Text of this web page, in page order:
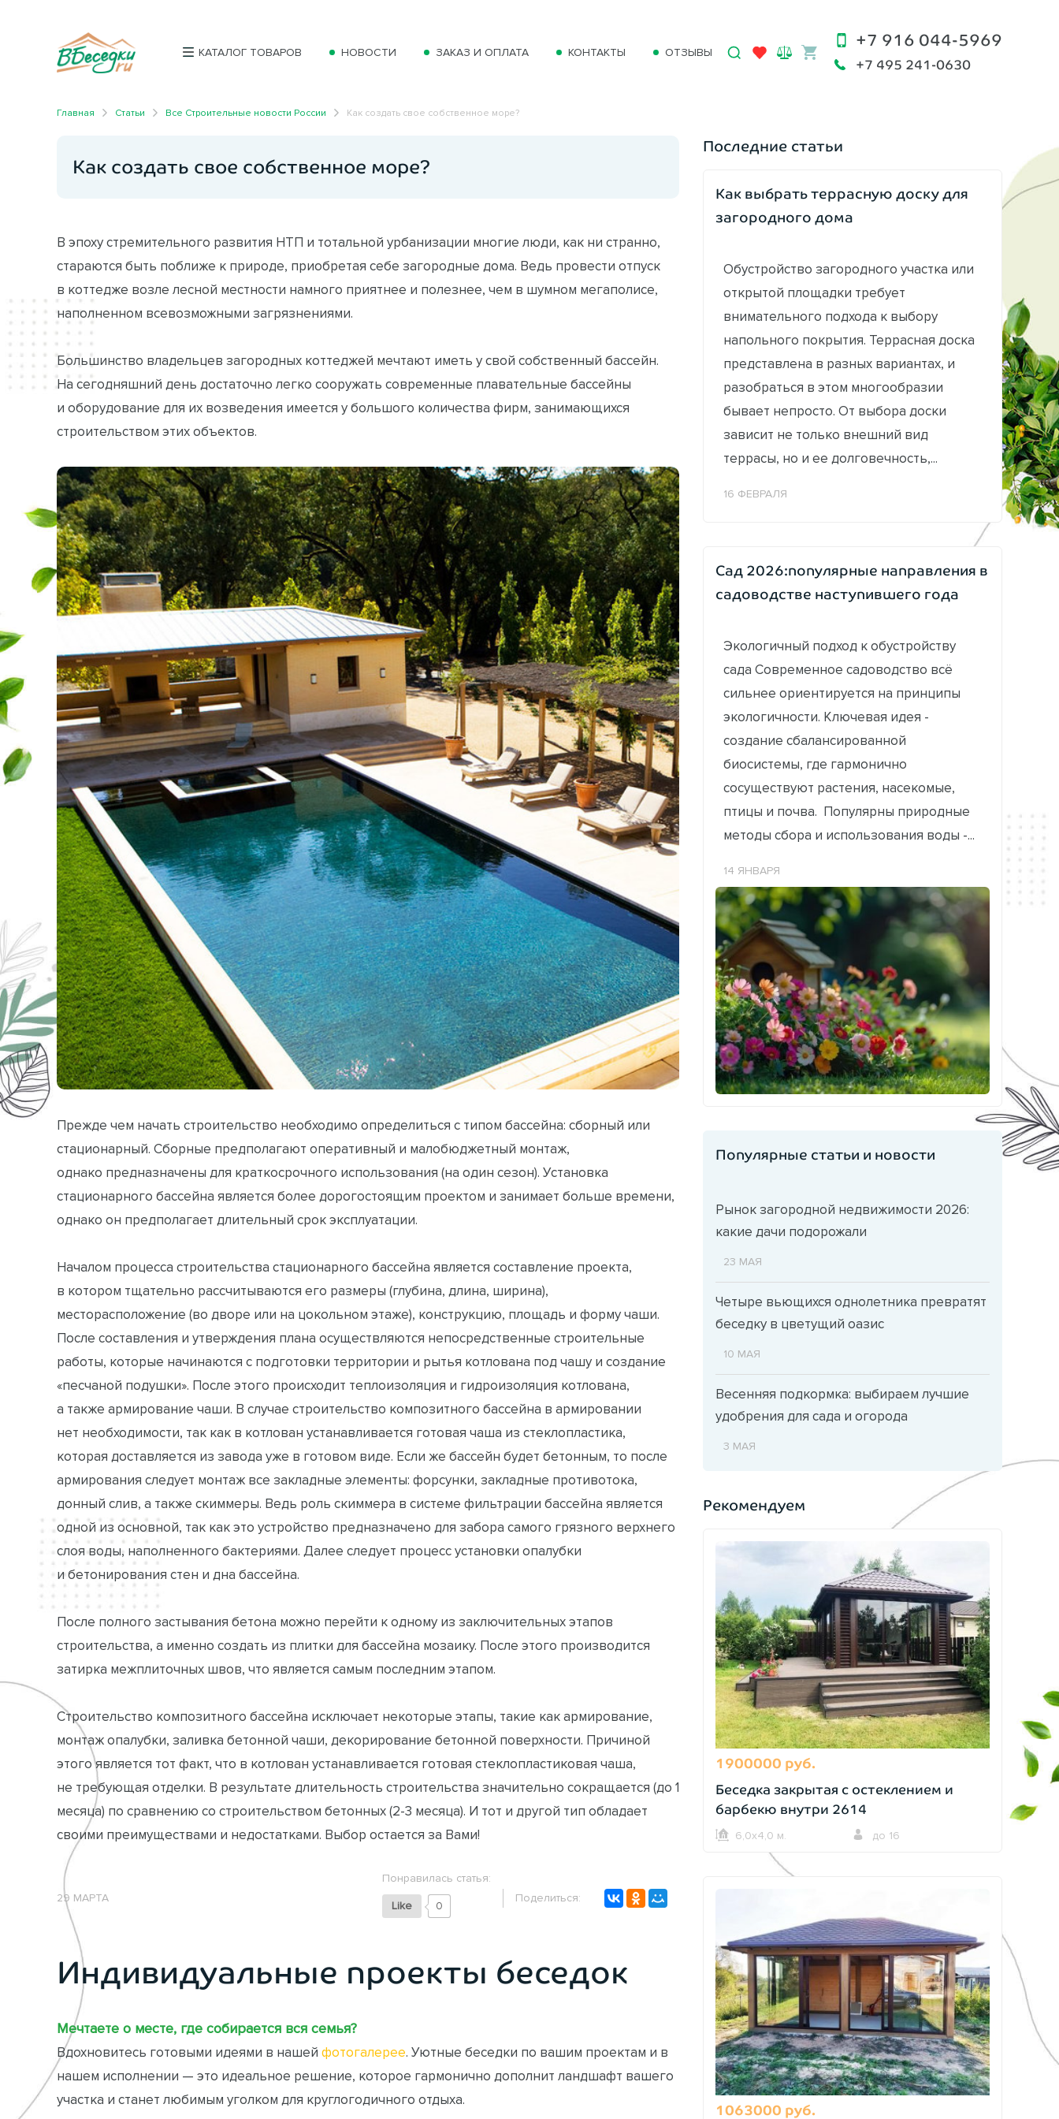
КАТАЛОГ ТОВАРОВ НОВОСТИ ЗАКАЗ И ОПЛАТА КОНТАКТЫ ОТЗЫВЫ
+7 916 044-5969
+7 495 241-0630
Главная Статьи Все Строительные новости России Как создать свое собственное море?
Как создать свое собственное море?
В эпоху стремительного развития НТП и тотальной урбанизации многие люди, как ни странно,
стараются быть поближе к природе, приобретая себе загородные дома. Ведь провести отпуск
в коттедже возле лесной местности намного приятнее и полезнее, чем в шумном мегаполисе,
наполненном всевозможными загрязнениями.
Большинство владельцев загородных коттеджей мечтают иметь у свой собственный бассейн.
На сегодняшний день достаточно легко сооружать современные плавательные бассейны
и оборудование для их возведения имеется у большого количества фирм, занимающихся
строительством этих объектов.
Прежде чем начать строительство необходимо определиться с типом бассейна: сборный или
стационарный. Сборные предполагают оперативный и малобюджетный монтаж,
однако предназначены для краткосрочного использования (на один сезон). Установка
стационарного бассейна является более дорогостоящим проектом и занимает больше времени,
однако он предполагает длительный срок эксплуатации.
Началом процесса строительства стационарного бассейна является составление проекта,
в котором тщательно рассчитываются его размеры (глубина, длина, ширина),
месторасположение (во дворе или на цокольном этаже), конструкцию, площадь и форму чаши.
После составления и утверждения плана осуществляются непосредственные строительные
работы, которые начинаются с подготовки территории и рытья котлована под чашу и создание
«песчаной подушки». После этого происходит теплоизоляция и гидроизоляция котлована,
а также армирование чаши. В случае строительство композитного бассейна в армировании
нет необходимости, так как в котлован устанавливается готовая чаша из стеклопластика,
которая доставляется из завода уже в готовом виде. Если же бассейн будет бетонным, то после
армирования следует монтаж все закладные элементы: форсунки, закладные противотока,
донный слив, а также скиммеры. Ведь роль скиммера в системе фильтрации бассейна является
одной из основной, так как это устройство предназначено для забора самого грязного верхнего
слоя воды, наполненного бактериями. Далее следует процесс установки опалубки
и бетонирования стен и дна бассейна.
После полного застывания бетона можно перейти к одному из заключительных этапов
строительства, а именно создать из плитки для бассейна мозаику. После этого производится
затирка межплиточных швов, что является самым последним этапом.
Строительство композитного бассейна исключает некоторые этапы, такие как армирование,
монтаж опалубки, заливка бетонной чаши, декорирование бетонной поверхности. Причиной
этого является тот факт, что в котлован устанавливается готовая стеклопластиковая чаша,
не требующая отделки. В результате длительность строительства значительно сокращается (до 1
месяца) по сравнению со строительством бетонных (2-3 месяца). И тот и другой тип обладает
своими преимуществами и недостатками. Выбор остается за Вами!
29 МАРТА
Понравилась статья:
Like 0
Поделиться:
Индивидуальные проекты беседок
Мечтаете о месте, где собирается вся семья?
Вдохновитесь готовыми идеями в нашей фотогалерее. Уютные беседки по вашим проектам и в
нашем исполнении — это идеальное решение, которое гармонично дополнит ландшафт вашего
участка и станет любимым уголком для круглогодичного отдыха.
Последние статьи
Как выбрать террасную доску для
загородного дома
Обустройство загородного участка или
открытой площадки требует
внимательного подхода к выбору
напольного покрытия. Террасная доска
представлена в разных вариантах, и
разобраться в этом многообразии
бывает непросто. От выбора доски
зависит не только внешний вид
террасы, но и ее долговечность,...
16 ФЕВРАЛЯ
Сад 2026:популярные направления в
садоводстве наступившего года
Экологичный подход к обустройству
сада Современное садоводство всё
сильнее ориентируется на принципы
экологичности. Ключевая идея -
создание сбалансированной
биосистемы, где гармонично
сосуществуют растения, насекомые,
птицы и почва. Популярны природные
методы сбора и использования воды -...
14 ЯНВАРЯ
Популярные статьи и новости
Рынок загородной недвижимости 2026:
какие дачи подорожали
23 МАЯ
Четыре вьющихся однолетника превратят
беседку в цветущий оазис
10 МАЯ
Весенняя подкормка: выбираем лучшие
удобрения для сада и огорода
3 МАЯ
Рекомендуем
1900000 руб.
Беседка закрытая с остеклением и
барбекю внутри 2614
6,0х4,0 м. до 16
1063000 руб.